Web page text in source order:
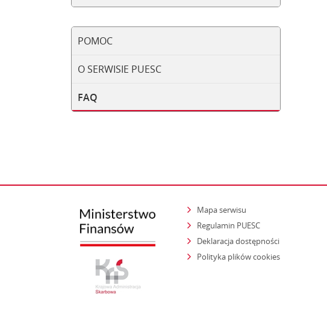
POMOC
O SERWISIE PUESC
FAQ
Mapa serwisu
Regulamin PUESC
Deklaracja dostępności
Polityka plików cookies